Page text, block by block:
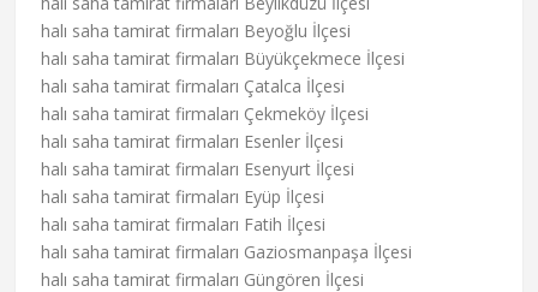
halı saha tamirat firmaları Beyoğlu İlçesi
halı saha tamirat firmaları Büyükçekmece İlçesi
halı saha tamirat firmaları Çatalca İlçesi
halı saha tamirat firmaları Çekmeköy İlçesi
halı saha tamirat firmaları Esenler İlçesi
halı saha tamirat firmaları Esenyurt İlçesi
halı saha tamirat firmaları Eyüp İlçesi
halı saha tamirat firmaları Fatih İlçesi
halı saha tamirat firmaları Gaziosmanpaşa İlçesi
halı saha tamirat firmaları Güngören İlçesi